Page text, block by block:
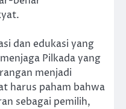
dan edukasi yang
Pilkada yang
menjadi
harus paham bahwa
sebagai pemilih,